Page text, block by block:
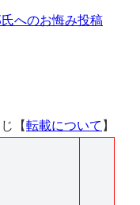
へのお悔み投稿
【転載について 】